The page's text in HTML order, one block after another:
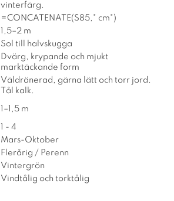
vinterfärg.
=CONCATENATE(S85," cm")
1,5–2 m
Sol till halvskugga
Dvärg, krypande och mjukt
marktäckande form
Väldränerad, gärna lätt och torr jord.
Tål kalk.
1–1,5 m
1 - 4
Mars-Oktober
Flerårig / Perenn
Vintergrön
Vindtålig och torktålig